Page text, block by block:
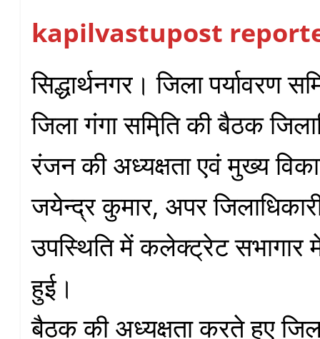
kapilvastupost
सिद्धार्थनगर। जिला पर्यावरण
जिला गंगा समिति़ की बैठक
रंजन की अध्यक्षता एवं मुख्य
जयेन्द्र कुमार, अपर
उपस्थिति में कलेक्ट्रेट सभागार
हुई।
बैठक की अध्यक्षता करते हुए